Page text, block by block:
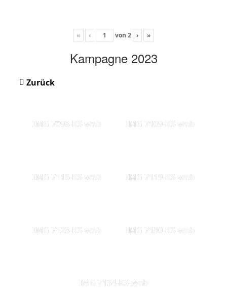
« ‹ von 2 › »
Kampagne 2023
Zurück
IMG 7098-KS-web IMG 7109-KS-web
IMG 7116-KS-web IMG 7119-KS-web
IMG 7123-KS-web IMG 7130-KS-web
IMG 7134-KS-web